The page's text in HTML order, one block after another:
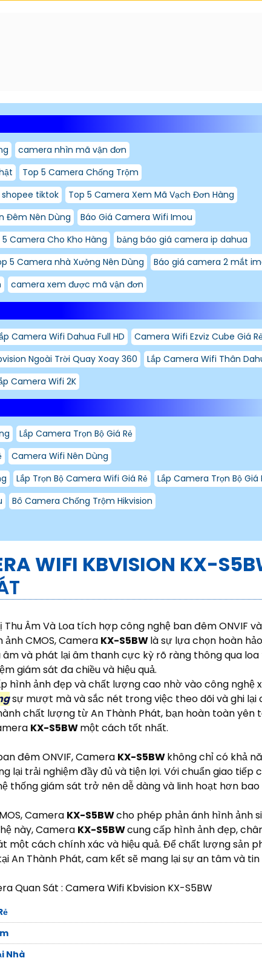
camera nhìn mã vận đơn
Top 5 Camera Chống Trộm
tiktok
Top 5 Camera Xem Mã Vạch Đơn Hàng
Đêm Nên Dùng
Báo Giá Camera Wifi Imou
5 Camera Cho Kho Hàng
bảng báo giá camera ip dahua
5 Camera nhà Xưởng Nên Dùng
Báo giá camera 2 mắt
camera xem được mã vận đơn
Camera Wifi Dahua Full HD
Camera Wifi Ezviz Cube Giá
Ngoài Trời Quay Xoay 360
Lắp Camera Wifi Thân
Camera Wifi 2K
Lắp Camera Trọn Bộ Giá Rẻ
Camera Wifi Nên Dùng
Lắp Trọn Bộ Camera Wifi Giá Rẻ
Lắp Camera Trọn Bộ Giá
Bô Camera Chống Trộm Hikvision
WIFI KBVISION KX-
Thu Âm Và Loa tích hợp công nghệ ban đêm ONVIF và
CMOS, Camera KX-S5BWlà sự lựa chọn hoàn
và phát lại âm thanh cực kỳ rõ ràng thông qua
giám sát đa chiều và hiệu quả.
hình ảnh đẹp và chất lượng cao nhờ vào công nghệ
sự mượt mà và sắc nét trong việc theo dõi và ghi lại
chất lượng từ An Thành Phát, bạn hoàn toàn yên
KX-S5BWmột cách tốt nhất.
đêm ONVIF, Camera KX-S5BWkhông chỉ có khả
lại trải nghiệm đầy đủ và tiện lợi. Với chuẩn giao tiếp
thống giám sát trở nên dễ dàng và linh hoạt hơn bao
Camera KX-S5BWcho phép phản ánh hình ảnh
này, Camera KX-S5BWcung cấp hình ảnh đẹp,
một cách chính xác và hiệu quả. Để chất lượng sản
An Thành Phát, cam kết sẽ mang lại sự an tâm và tin
Quan Sát : Camera Wifi Kbvision KX-S5BW
Nhà